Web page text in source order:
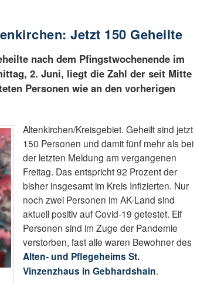
Jetzt 150 Geheilte
nach dem Pfingstwochenende im
2. Juni, liegt die Zahl der seit Mitte
Personen wie an den vorherigen
Altenkirchen/Kreisgebiet. Geheilt sind jetzt
150 Personen und damit fünf mehr als bei
der letzten Meldung am vergangenen
Freitag. Das entspricht 92 Prozent der
bisher insgesamt im Kreis Infizierten. Nur
noch zwei Personen im AK-Land sind
aktuell positiv auf Covid-19 getestet. Elf
Personen sind im Zuge der Pandemie
verstorben, fast alle waren Bewohner des
Alten- und Pflegeheims St.
Vinzenzhaus in Gebhardshain.